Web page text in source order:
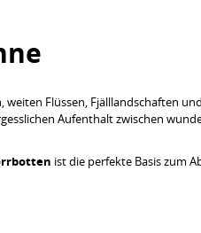
Flüssen, Fjälllandschaften
Aufenthalt zwischen
ist die perfekte Basis zum